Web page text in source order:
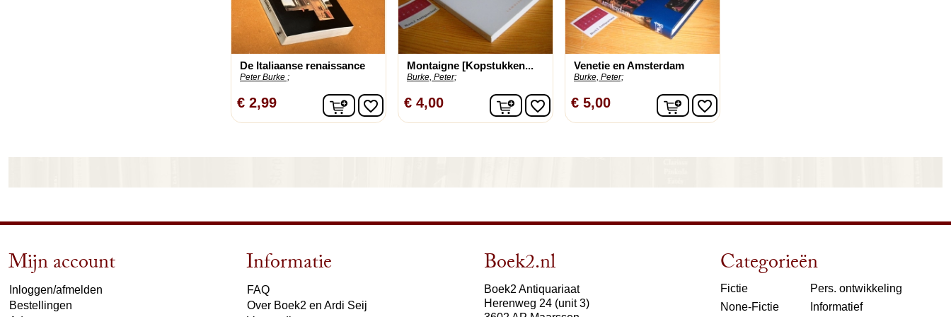
De Italiaanse renaissance
Peter Burke ;
€ 2,99 In winkelwagen
favorite_border
Montaigne [Kopstukken...
Burke, Peter;
€ 4,00 In winkelwagen
favorite_border
Venetie en Amsterdam
Burke, Peter;
€ 5,00 In winkelwagen
favorite_border
Mijn account
Inloggen/afmelden
Bestellingen
Informatie
FAQ
Over Boek2 en Ardi Seij
Boek2.nl
Boek2 Antiquariaat
Herenweg 24 (unit 3)
Categorieën
Fictie
None-Fictie
Pers. ontwikkeling
Informatief